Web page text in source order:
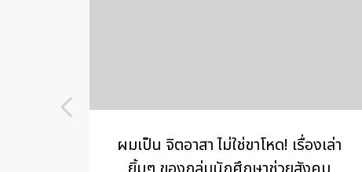
ผมเป็น จิตอาสา ไม่ใช่ขาโหด! เรื่องเล่า